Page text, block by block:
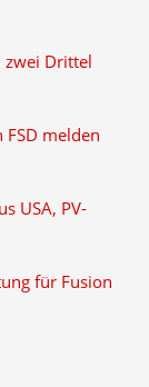
zwei Drittel
melden
USA, PV-
für Fusion